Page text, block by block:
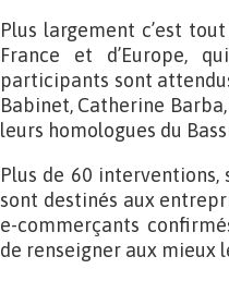
Plus largement c’est
France et d’Europe,
participants sont
Babinet, Catherine
leurs homologues du
Plus de 60
sont destinés aux
e-commerçants
de renseigner aux mieux